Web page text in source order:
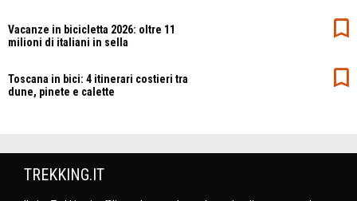
Vacanze in bicicletta 2026: oltre 11
milioni di italiani in sella
Toscana in bici: 4 itinerari costieri tra
dune, pinete e calette
TREKKING.IT